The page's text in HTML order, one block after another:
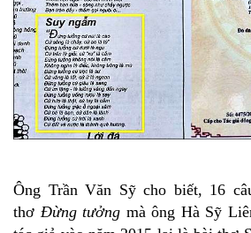
Ông Trần Văn Sỹ cho biết, 16
thơ Đừng tưởng mà ông Hà Sỹ